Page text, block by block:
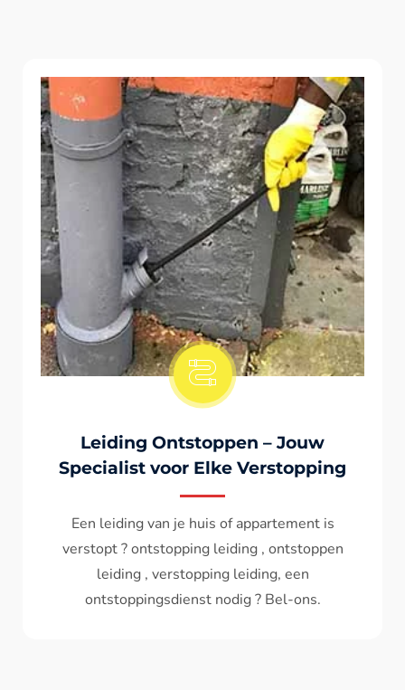
Onstopping Van Wc-Tiolet
Wc spoelt niet meer door ? het water komt
terug ? ontstoppen wc , ontstopping wc , wc
verstopt , een ontstoppingsdienst nodig ?
Bel - ons ? V.A 119€